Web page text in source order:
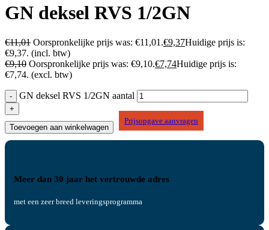
GN deksel RVS 1/2GN
€11,01 Oorspronkelijke prijs was: €11,01.€9,37Huidige prijs is:
€9,37. (incl. btw)
€9,10 Oorspronkelijke prijs was: €9,10.€7,74Huidige prijs is:
€7,74. (excl. btw)
GN deksel RVS 1/2GN aantal
Toevoegen aan winkelwagen
Prijsopgave aanvragen
Meer dan 30 jaar het vertrouwde adres
met een zeer breed leveringsprogramma